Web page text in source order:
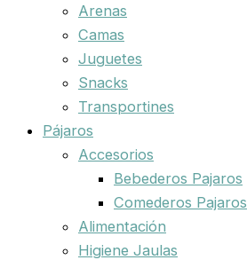
Arenas
Camas
Juguetes
Snacks
Transportines
Pájaros
Accesorios
Bebederos Pajaros
Comederos Pajaros
Alimentación
Higiene Jaulas